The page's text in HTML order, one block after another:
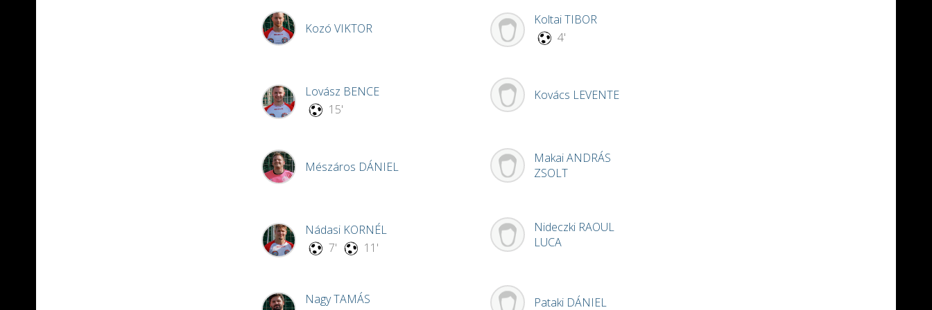
Kozó VIKTOR
Lovász BENCE
15'
Mészáros DÁNIEL
Nádasi KORNÉL
7'
11'
NagyTAMÁS
KoltaiTIBOR
4'
Kovács LEVENTE
MakaiANDRÁS
ZSOLT
Nideczki RAOUL
LUCA
Pataki DÁNIEL